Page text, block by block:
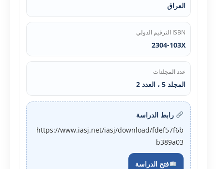
العراق
ISBN الترقيم الدولي
2304-103X
عدد المجلدات
المجلد 5 ، العدد 2
رابط الدراسة
https://www.iasj.net/iasj/download/fdef57f6b
b389a03
فتح الدراسة